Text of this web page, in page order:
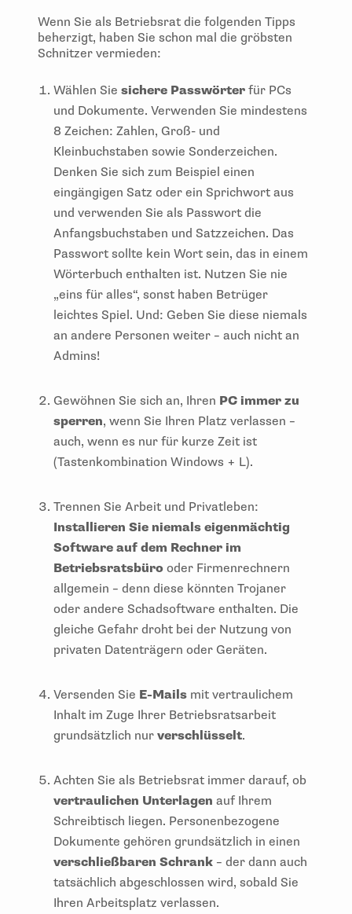
Wenn Sie als Betriebsrat die folgenden Tipps
beherzigt, haben Sie schon mal die gröbsten
Schnitzer vermieden:
Wählen Sie sichere Passwörter für PCs
und Dokumente. Verwenden Sie mindestens
8 Zeichen: Zahlen, Groß- und
Kleinbuchstaben sowie Sonderzeichen.
Denken Sie sich zum Beispiel einen
eingängigen Satz oder ein Sprichwort aus
und verwenden Sie als Passwort die
Anfangsbuchstaben und Satzzeichen. Das
Passwort sollte kein Wort sein, das in einem
Wörterbuch enthalten ist. Nutzen Sie nie
„eins für alles“, sonst haben Betrüger
leichtes Spiel. Und: Geben Sie diese niemals
an andere Personen weiter – auch nicht an
Admins!
Gewöhnen Sie sich an, Ihren PC immer zu
sperren, wenn Sie Ihren Platz verlassen –
auch, wenn es nur für kurze Zeit ist
(Tastenkombination Windows + L).
Trennen Sie Arbeit und Privatleben:
Installieren Sie niemals eigenmächtig
Software auf dem Rechner im
Betriebsratsbüro oder Firmenrechnern
allgemein – denn diese könnten Trojaner
oder andere Schadsoftware enthalten. Die
gleiche Gefahr droht bei der Nutzung von
privaten Datenträgern oder Geräten.
Versenden Sie E-Mails mit vertraulichem
Inhalt im Zuge Ihrer Betriebsratsarbeit
grundsätzlich nur verschlüsselt.
Achten Sie als Betriebsrat immer darauf, ob
vertraulichen Unterlagen auf Ihrem
Schreibtisch liegen. Personenbezogene
Dokumente gehören grundsätzlich in einen
verschließbaren Schrank – der dann auch
tatsächlich abgeschlossen wird, sobald Sie
Ihren Arbeitsplatz verlassen.